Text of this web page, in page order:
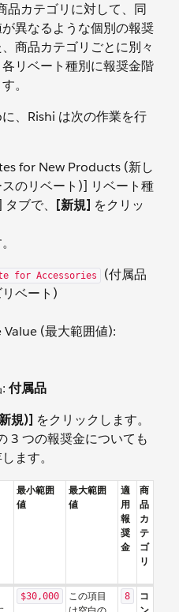
品カテゴリに対して、同
異なるような個別の報奨
商品カテゴリごとに別々
リベート種別に報奨金階
。
、Rishi は次の作業を行
for New Products (新し
のリベート)] リベート種
ブで、
[新規] をクリッ
for Accessories
(付属品
ベート)
(最大範囲値):
付属品
規)] をクリックします。
3 つの報奨金についても
ます。
最小範囲
値
最大範囲
値
適
用
報
奨
金
商
品
カ
テ
ゴ
リ
$30,000
この項目
8
コ